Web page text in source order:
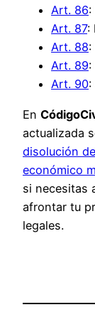
Art. 86:
Art. 87:
Art. 88:
Art. 89:
Art. 90:
En
actualizada
disolución
económico
si necesitas
afrontar tu
legales.